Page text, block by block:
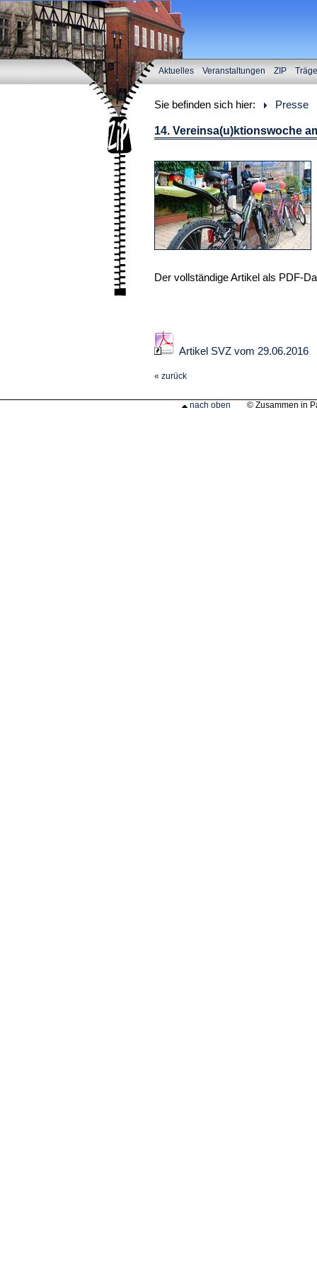
Aktuelles Veranstaltungen ZIP
Sie befinden sich hier: Presse
14. Vereinsa(u)ktionswoche
Der vollständige Artikel als PDF-
Artikel SVZ vom 29.06.2016
« zurück
nach oben © Zusammen in